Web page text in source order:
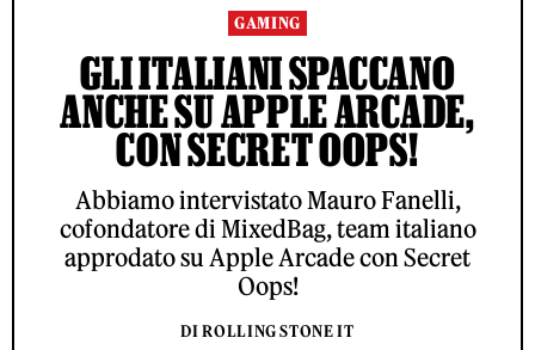
GAMING
GLI ITALIANI SPACCANO
ANCHE SU APPLE ARCADE,
CON SECRET OOPS!
Abbiamo intervistato Mauro Fanelli,
cofondatore di MixedBag, team italiano
approdato su Apple Arcade con Secret
Oops!
DI ROLLING STONE IT